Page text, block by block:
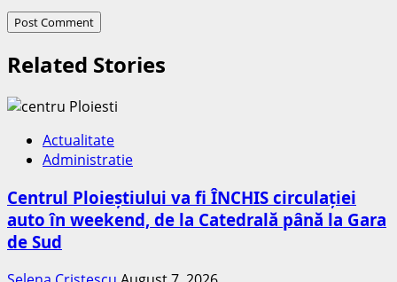
Related Stories
Actualitate
Administratie
Centrul Ploieștiului va fi ÎNCHIS circulației
auto în weekend, de la Catedrală până la Gara
de Sud